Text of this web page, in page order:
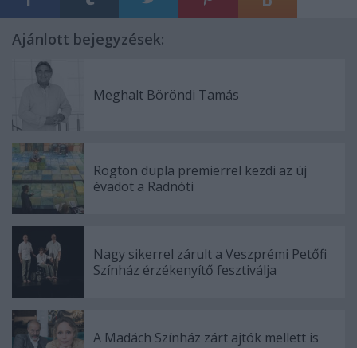
Ajánlott bejegyzések:
Meghalt Böröndi Tamás
Rögtön dupla premierrel kezdi az új
évadot a Radnóti
Nagy sikerrel zárult a Veszprémi Petőfi
Színház érzékenyítő fesztiválja
A Madách Színház zárt ajtók mellett is